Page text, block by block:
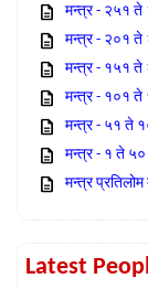
मन्त्र - २५१ ते
मन्त्र - २०१ ते
मन्त्र - १५१ ते
मन्त्र - १०१ ते
मन्त्र - ५१ ते
मन्त्र - १ ते ५०
मन्त्र प्रतिलोम
Latest